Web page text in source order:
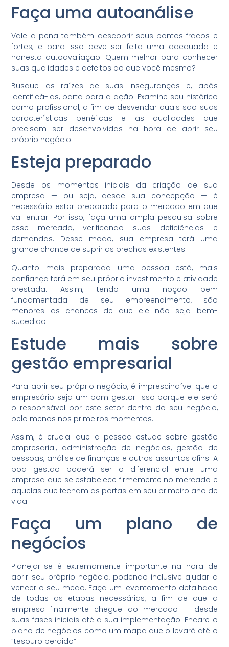
Faça uma autoanálise
Vale a pena também descobrir seus pontos fracos e
fortes, e para isso deve ser feita uma adequada e
honesta autoavaliação. Quem melhor para conhecer
suas qualidades e defeitos do que você mesmo?
Busque as raízes de suas inseguranças e, após
identificá-las, parta para a ação. Examine seu histórico
como profissional, a fim de desvendar quais são suas
características benéficas e as qualidades que
precisam ser desenvolvidas na hora de abrir seu
próprio negócio.
Esteja preparado
Desde os momentos iniciais da criação de sua
empresa — ou seja, desde sua concepção — é
necessário estar preparado para o mercado em que
vai entrar. Por isso, faça uma ampla pesquisa sobre
esse mercado, verificando suas deficiências e
demandas. Desse modo, sua empresa terá uma
grande chance de suprir as brechas existentes.
Quanto mais preparada uma pessoa está, mais
confiança terá em seu próprio investimento e atividade
prestada. Assim, tendo uma noção bem
fundamentada de seu empreendimento, são
menores as chances de que ele não seja bem-
sucedido.
Estude mais sobre
gestão empresarial
Para abrir seu próprio negócio, é imprescindível que o
empresário seja um bom gestor. Isso porque ele será
o responsável por este setor dentro do seu negócio,
pelo menos nos primeiros momentos.
Assim, é crucial que a pessoa estude sobre gestão
empresarial, administração de negócios, gestão de
pessoas, análise de finanças e outros assuntos afins. A
boa gestão poderá ser o diferencial entre uma
empresa que se estabelece firmemente no mercado e
aquelas que fecham as portas em seu primeiro ano de
vida.
Faça um plano de
negócios
Planejar-se é extremamente importante na hora de
abrir seu próprio negócio, podendo inclusive ajudar a
vencer o seu medo. Faça um levantamento detalhado
de todas as etapas necessárias, a fim de que a
empresa finalmente chegue ao mercado — desde
suas fases iniciais até a sua implementação. Encare o
plano de negócios como um mapa que o levará até o
“tesouro perdido”.